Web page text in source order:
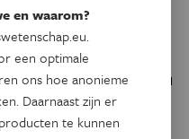
nemen we
beiden 10
doen gemiddeld 1
helft zolang (1m30s).
en waarom?
een optimale
ons hoe anonieme
Daarnaast zijn er
te kunnen